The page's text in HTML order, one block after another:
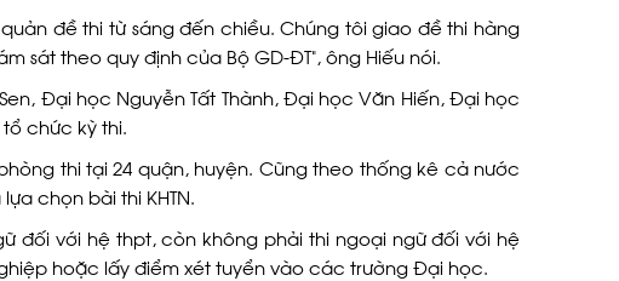
đề thi từ sáng đến chiều. Chúng tôi giao đề thi hàng
sát theo quy định của Bộ GD-ĐT”, ông Hiếu nói.
Đại học Nguyễn Tất Thành, Đại học Văn Hiến, Đại học
chức kỳ thi.
thi tại 24 quận, huyện. Cũng theo thống kê cả nước
chọn bài thi KHTN.
đối với hệ thpt, còn không phải thi ngoại ngữ đối với hệ
hoặc lấy điểm xét tuyển vào các trường Đại học.